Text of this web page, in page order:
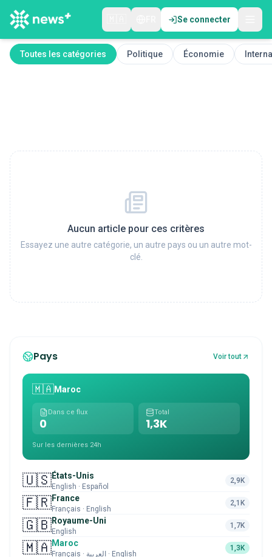
Se connecter
Toutes les catégories Politique Économie
Aucun article pour ces critères
Essayez une autre catégorie, un autre pays ou un autre mot-
clé.
Pays Voir tout
🇲🇦Maroc
Dans ce flux
0
Total
1,3K
Sur les dernières 24h
🇺🇸États-Unis
English · Español
2,9K
🇫🇷France
Français · English
2,1K
🇬🇧Royaume-Uni
English
1,7K
🇲🇦Maroc
Français · العربية · English
1,3K